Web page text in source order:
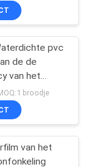
pvc
de de
van het
debroodje
van het